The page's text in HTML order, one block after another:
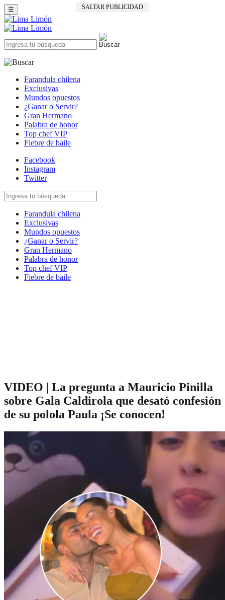
SALTAR PUBLICIDAD
☰
Farandula chilena
Exclusivas
Mundos opuestos
¿Ganar o Servir?
Gran Hermano
Palabra de honor
Top chef VIP
Fiebre de baile
Facebook
Instagram
Twitter
Farandula chilena
Exclusivas
Mundos opuestos
¿Ganar o Servir?
Gran Hermano
Palabra de honor
Top chef VIP
Fiebre de baile
VIDEO | La pregunta a Mauricio Pinilla
sobre Gala Caldirola que desató confesión
de su polola Paula ¡Se conocen!